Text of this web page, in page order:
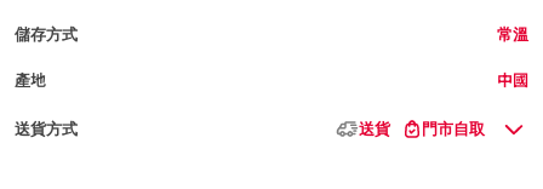
儲存方式 常溫
產地 中國
送貨方式 送貨 門市自取